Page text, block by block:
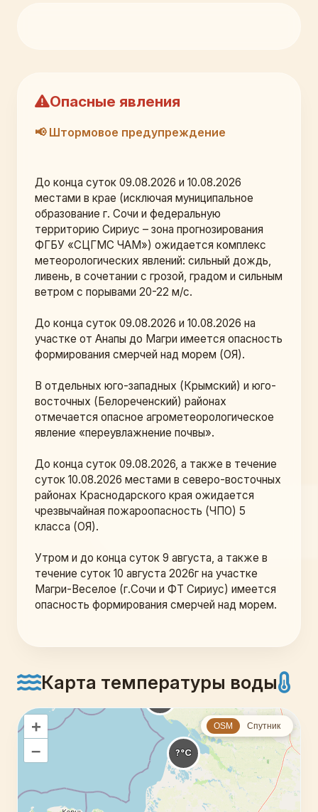
Опасные явления
📢 Штормовое предупреждение
До конца суток 09.08.2026 и 10.08.2026
местами в крае (исключая муниципальное
образование г. Сочи и федеральную
территорию Сириус – зона прогнозирования
ФГБУ «СЦГМС ЧАМ») ожидается комплекс
метеорологических явлений: сильный дождь,
ливень, в сочетании с грозой, градом и сильным
ветром с порывами 20-22 м/с.
До конца суток 09.08.2026 и 10.08.2026 на
участке от Анапы до Магри имеется опасность
формирования смерчей над морем (ОЯ).
В отдельных юго-западных (Крымский) и юго-
восточных (Белореченский) районах
отмечается опасное агрометеорологическое
явление «переувлажнение почвы».
До конца суток 09.08.2026, а также в течение
суток 10.08.2026 местами в северо-восточных
районах Краснодарского края ожидается
чрезвычайная пожароопасность (ЧПО) 5
класса (ОЯ).
Утром и до конца суток 9 августа, а также в
течение суток 10 августа 2026г на участке
Магри-Веселое (г.Сочи и ФТ Сириус) имеется
опасность формирования смерчей над морем.
Карта температуры воды
OSM Спутник
+
–